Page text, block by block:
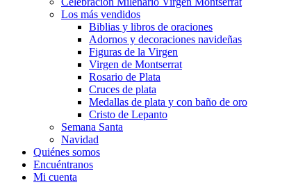
Los más vendidos
Biblias y libros de oraciones
Adornos y decoraciones navideñas
Figuras de la Virgen
Virgen de Montserrat
Rosario de Plata
Cruces de plata
Medallas de plata y con baño de oro
Cristo de Lepanto
Semana Santa
Navidad
Quiénes somos
Encuéntranos
Mi cuenta